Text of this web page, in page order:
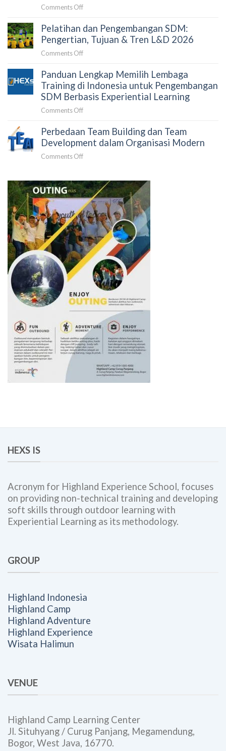
Anggaran
Program
Team
Building
Comments Offon
Building
Bukan
Outing:
untuk
Korporasi
dan
Lembaga
Pelatihan dan Pengembangan SDM:
Pengertian, Tujuan & Tren L&D 2026
Comments Offon
dan
Pengembangan
SDM:
Pengertian,
Tren
L&D
2026
Panduan Lengkap Memilih Lembaga
Training di Indonesia untuk Pengembangan
SDM Berbasis Experiential Learning
Comments Offon
Lengkap
Memilih
Indonesia
untuk
Pengembangan
SDM
Berbasis
Experiential
Learning
Perbedaan Team Building dan Team
Development dalam Organisasi Modern
Comments Offon
Building
dan
Team
Development
dalam
Organisasi
Modern
HEXS IS
Acronym for Highland Experience School, focuses
on providing non-technical training and developing
soft skills through outdoor learning with
Experiential Learning as its methodology.
GROUP
Highland Indonesia
Highland Camp
Highland Adventure
Highland Experience
Wisata Halimun
VENUE
Highland Camp Learning Center
Jl. Situhyang / Curug Panjang, Megamendung,
Bogor, West Java, 16770.